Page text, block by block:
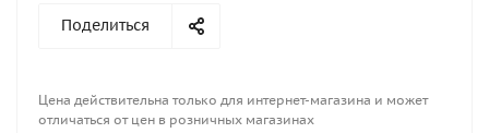
Поделиться
Цена действительна только для интернет-магазина и может
отличаться от цен в розничных магазинах